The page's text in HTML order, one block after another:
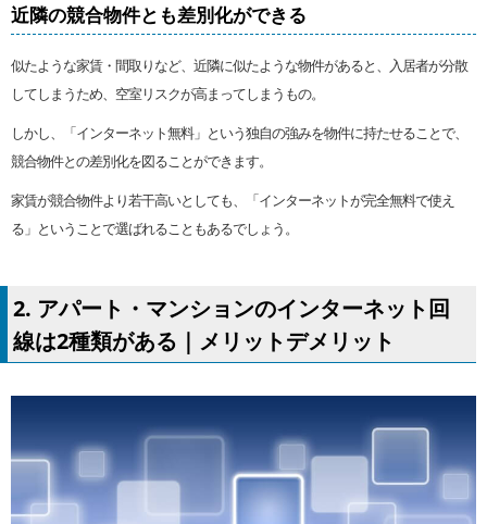
近隣の競合物件とも差別化ができる
似たような家賃・間取りなど、近隣に似たような物件があると、入居者が分散
してしまうため、空室リスクが高まってしまうもの。
しかし、「インターネット無料」という独自の強みを物件に持たせることで、
競合物件との差別化を図ることができます。
家賃が競合物件より若干高いとしても、「インターネットが完全無料で使え
る」ということで選ばれることもあるでしょう。
2. アパート・マンションのインターネット回
線は2種類がある｜メリットデメリット